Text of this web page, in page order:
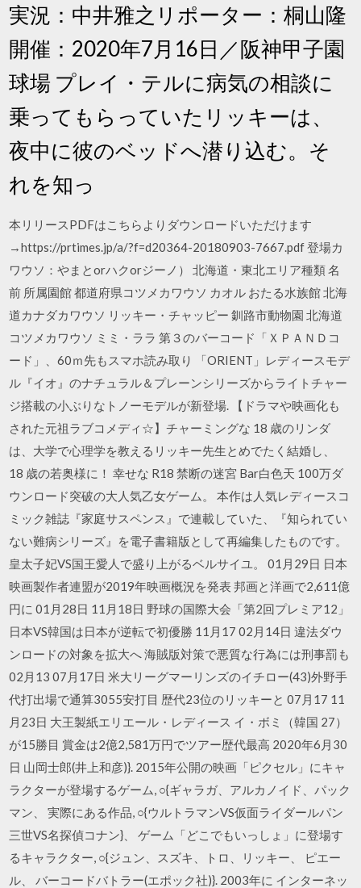
実況：中井雅之リポーター：桐山隆
開催：2020年7月16日／阪神甲子園
球場 プレイ・テルに病気の相談に
乗ってもらっていたリッキーは、
夜中に彼のベッドへ潜り込む。そ
れを知っ
本リリースPDFはこちらよりダウンロードいただけます
→https://prtimes.jp/a/?f=d20364-20180903-7667.pdf 登場カ
ワウソ：やまとorハクorジーノ） 北海道・東北エリア種類 名
前 所属園館 都道府県コツメカワウソ カオル おたる水族館 北海
道カナダカワウソ リッキー・チャッピー 釧路市動物園 北海道
コツメカワウソ ミミ・ララ 第３のバーコード「ＸＰＡＮＤコ
ード」、60ｍ先もスマホ読み取り 「ORIENT」レディースモデ
ル『イオ』のナチュラル＆プレーンシリーズからライトチャー
ジ搭載の小ぶりなトノーモデルが新登場. 【ドラマや映画化も
された元祖ラブコメディ☆】チャーミングな 18 歳のリンダ
は、大学で心理学を教えるリッキー先生とめでたく結婚し、
18 歳の若奥様に！ 幸せな R18 禁断の迷宮 Bar白色天 100万ダ
ウンロード突破の大人気乙女ゲーム。 本作は人気レディースコ
ミック雑誌『家庭サスペンス』で連載していた、『知られてい
ない難病シリーズ』を電子書籍版として再編集したものです。
皇太子妃VS国王愛人で盛り上がるベルサイユ。 01月29日 日本
映画製作者連盟が2019年映画概況を発表 邦画と洋画で2,611億
円に 01月28日 11月18日 野球の国際大会「第2回プレミア12」
日本VS韓国は日本が逆転で初優勝 11月17 02月14日 違法ダウ
ンロードの対象を拡大へ 海賊版対策で悪質な行為には刑事罰も
02月13 07月17日 米大リーグマーリンズのイチロー(43)外野手
代打出場で通算3055安打目 歴代23位のリッキーと 07月17 11
月23日 大王製紙エリエール・レディース イ・ボミ（韓国 27）
が15勝目 賞金は2億2,581万円でツアー歴代最高 2020年6月30
日 山岡士郎(井上和彦)}. 2015年公開の映画「ピクセル」にキャ
ラクターが登場するゲーム, ○{ギャラガ、アルカノイド、パック
マン、 実際にある作品, ○{ウルトラマンVS仮面ライダールパン
三世VS名探偵コナン}、 ゲーム「どこでもいっしょ」に登場す
るキャラクター, ○{ジュン、スズキ、トロ、リッキー、 ピエー
ル、 バーコードバトラー(エポック社)}. 2003年に インターネッ